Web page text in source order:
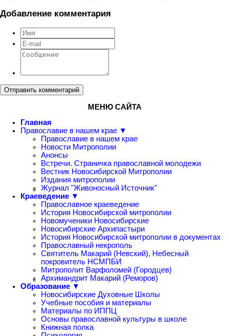
Добавление комментария
Отправить комментарий
МЕНЮ САЙТА
Главная
Православие в нашем крае ▼
Православие в нашем крае
Новости Митрополии
Анонсы
Встречи. Страничка православной молодежи
Вестник Новосибирской Митрополии
Издания митрополии
Журнал "Живоносный Источник"
Краеведение ▼
Православное краеведение
История Новосибирской митрополии
Новомученики Новосибирские
Новосибирские Архипастыри
История Новосибирской митрополии в документах
Православный некрополь
Святитель Макарий (Невский), Небесный
покровитель НСМПБИ
Митрополит Варфоломей (Городцев)
Архимандрит Макарий (Реморов)
Образование ▼
Новосибирские Духовные Школы
Учебные пособия и материалы
Материалы по ИППЦ
Основы православной культуры в школе
Книжная полка